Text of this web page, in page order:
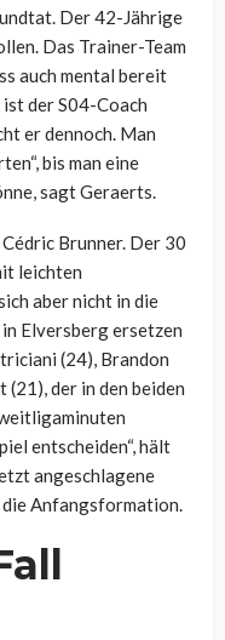
Der 42-Jährige
Das Trainer-Team
auch mental bereit
der S04-Coach
er dennoch. Man
bis man eine
sagt Geraerts.
Brunner. Der 30
leichten
aber nicht in die
Elversberg ersetzen
(24), Brandon
(21), der in den beiden
entscheiden“, hält
angeschlagene
die Anfangsformation.